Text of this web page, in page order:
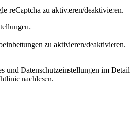
reCaptcha zu aktivieren/deaktivieren.
zu aktivieren/deaktivieren.
und Datenschutzeinstellungen im Detail
nachlesen.